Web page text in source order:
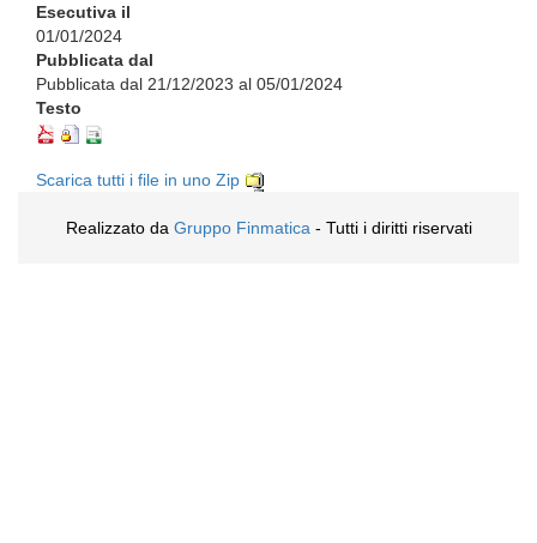
Esecutiva il
01/01/2024
Pubblicata dal
Pubblicata dal 21/12/2023 al 05/01/2024
Testo
Scarica tutti i file in uno Zip
Realizzato da Gruppo Finmatica- Tutti i diritti riservati